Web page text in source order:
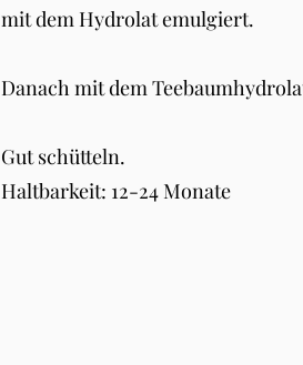
mit dem Hydrolat emulgiert.
Danach mit dem
Gut schütteln.
Haltbarkeit: 12-24 Monate